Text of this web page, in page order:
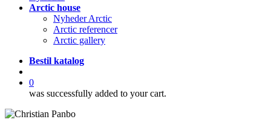
Arctic house
Nyheder Arctic
Arctic referencer
Arctic gallery
Bestil katalog
0
was successfully added to your cart.